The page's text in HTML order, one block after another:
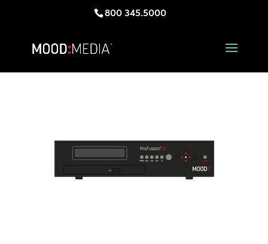
800 345.5000